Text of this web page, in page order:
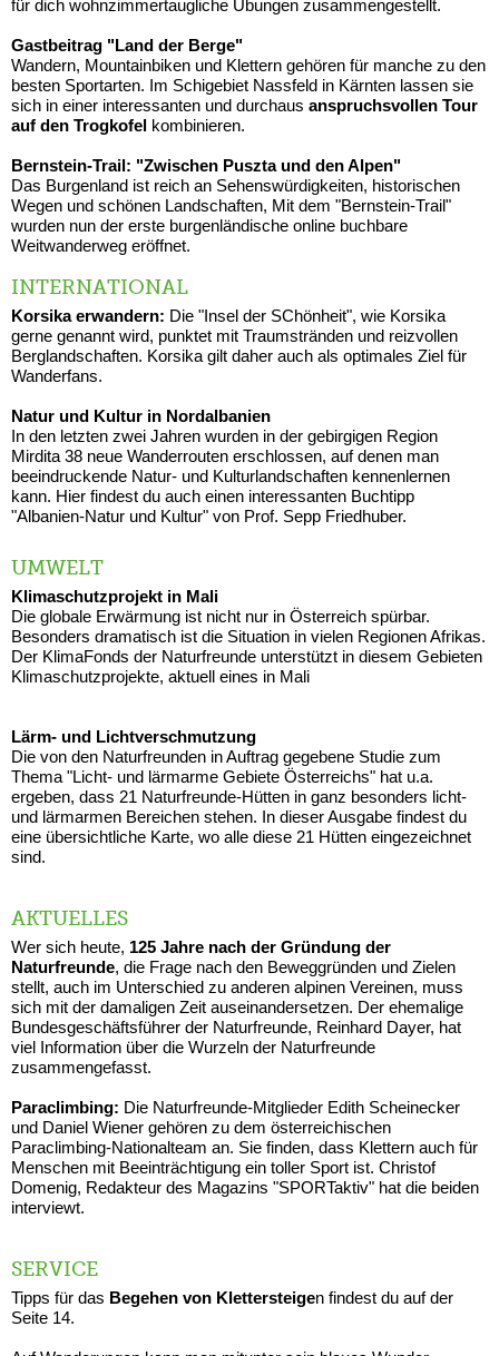
für dich wohnzimmertaugliche Übungen zusammengestellt.
Gastbeitrag "Land der Berge"
Wandern, Mountainbiken und Klettern gehören für manche zu den
besten Sportarten. Im Schigebiet Nassfeld in Kärnten lassen sie
sich in einer interessanten und durchaus anspruchsvollen Tour
auf den Trogkofel kombinieren.
Bernstein-Trail: "Zwischen Puszta und den Alpen"
Das Burgenland ist reich an Sehenswürdigkeiten, historischen
Wegen und schönen Landschaften, Mit dem "Bernstein-Trail"
wurden nun der erste burgenländische online buchbare
Weitwanderweg eröffnet.
INTERNATIONAL
Korsika erwandern: Die "Insel der SChönheit", wie Korsika
gerne genannt wird, punktet mit Traumstränden und reizvollen
Berglandschaften. Korsika gilt daher auch als optimales Ziel für
Wanderfans.
Natur und Kultur in Nordalbanien
In den letzten zwei Jahren wurden in der gebirgigen Region
Mirdita 38 neue Wanderrouten erschlossen, auf denen man
beeindruckende Natur- und Kulturlandschaften kennenlernen
kann. Hier findest du auch einen interessanten Buchtipp
"Albanien-Natur und Kultur" von Prof. Sepp Friedhuber.
UMWELT
Klimaschutzprojekt in Mali
Die globale Erwärmung ist nicht nur in Österreich spürbar.
Besonders dramatisch ist die Situation in vielen Regionen Afrikas.
Der KlimaFonds der Naturfreunde unterstützt in diesem Gebieten
Klimaschutzprojekte, aktuell eines in Mali
Lärm- und Lichtverschmutzung
Die von den Naturfreunden in Auftrag gegebene Studie zum
Thema "Licht- und lärmarme Gebiete Österreichs" hat u.a.
ergeben, dass 21 Naturfreunde-Hütten in ganz besonders licht-
und lärmarmen Bereichen stehen. In dieser Ausgabe findest du
eine übersichtliche Karte, wo alle diese 21 Hütten eingezeichnet
sind.
AKTUELLES
Wer sich heute, 125 Jahre nach der Gründung der
Naturfreunde, die Frage nach den Beweggründen und Zielen
stellt, auch im Unterschied zu anderen alpinen Vereinen, muss
sich mit der damaligen Zeit auseinandersetzen. Der ehemalige
Bundesgeschäftsführer der Naturfreunde, Reinhard Dayer, hat
viel Information über die Wurzeln der Naturfreunde
zusammengefasst.
Paraclimbing: Die Naturfreunde-Mitglieder Edith Scheinecker
und Daniel Wiener gehören zu dem österreichischen
Paraclimbing-Nationalteam an. Sie finden, dass Klettern auch für
Menschen mit Beeinträchtigung ein toller Sport ist. Christof
Domenig, Redakteur des Magazins "SPORTaktiv" hat die beiden
interviewt.
SERVICE
Tipps für das Begehen von Klettersteigen findest du auf der
Seite 14.